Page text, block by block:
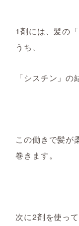
1剤には、髪の
うち、
「シスチン」の
この働きで髪が
巻きます。
次に2剤を使っ